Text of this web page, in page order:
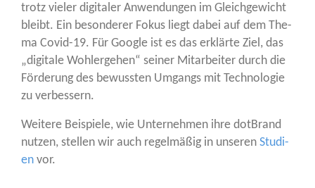
trotz vie­ler digi­ta­ler Anwen­dun­gen im Gleich­ge­wicht
bleibt. Ein beson­de­rer Fokus liegt dabei auf dem The­
ma Covid-19. Für Goog­le ist es das erklär­te Ziel, das
„digi­ta­le Wohl­erge­hen“ sei­ner Mit­ar­bei­ter durch die
För­de­rung des bewuss­ten Umgangs mit Tech­no­lo­gie
zu verbessern.
Wei­te­re Bei­spie­le, wie Unter­neh­men ihre dot­Brand
nut­zen, stel­len wir auch regel­mä­ßig in unse­ren Stu­di­
en vor.